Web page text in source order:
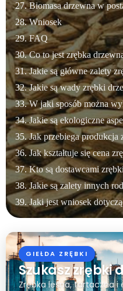
Biomasa drzewna w
Wniosek
FAQ
Co to jest zrębka
Jakie są główne zalety
Jakie są wady zrębki
W jaki sposób można
Jakie są ekologiczne
Jak przebiega produkcja
Jak kształtuje się cena
Kto są dostawcami
Jakie są zalety innych
Jaki jest wniosek
GIEŁDA ZRĘBKI
Szukasz zrębki
Zrębka leśna, tartaczna